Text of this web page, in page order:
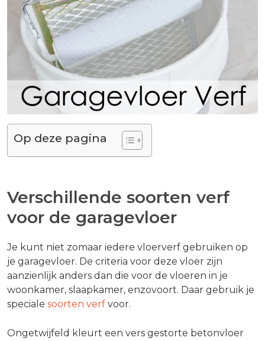
Op deze pagina
Verschillende soorten verf
voor de garagevloer
Je kunt niet zomaar iedere vloerverf gebruiken op
je garagevloer. De criteria voor deze vloer zijn
aanzienlijk anders dan die voor de vloeren in je
woonkamer, slaapkamer, enzovoort. Daar gebruik je
speciale soorten verf voor.
Ongetwijfeld kleurt een vers gestorte betonvloer